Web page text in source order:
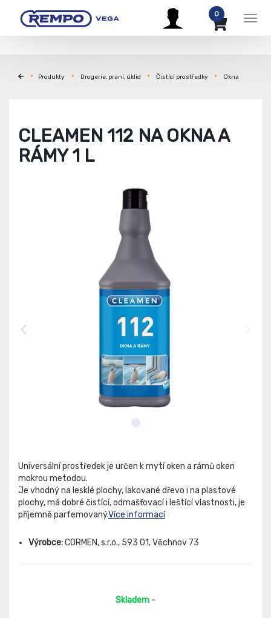
0
Produkty Drogerie, praní, úklid Čistící prostředky Okna
CLEAMEN 112 NA OKNA A
RÁMY 1 L
Universální prostředek je určen k mytí oken a rámů oken
mokrou metodou.
Je vhodný na lesklé plochy, lakované dřevo i na plastové
plochy, má dobré čistící, odmašťovací i leštící vlastnosti, je
příjemně parfemovaný.Více informací
Výrobce:CORMEN, s.r.o., 593 01, Věchnov 73
Skladem -